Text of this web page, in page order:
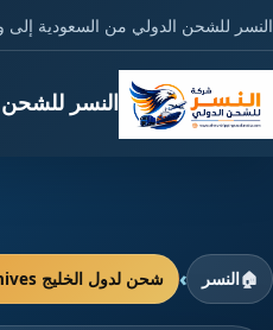
النسر للشحن الدولي من السعودية إلى
النسر للشحن
🏠النسر › شحن لدول الخليج Archives - النسر للشحن الدولي